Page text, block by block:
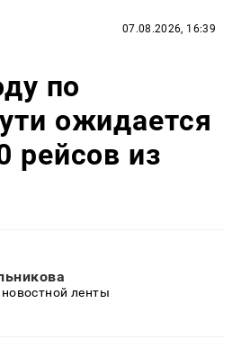
07.08.2026, 16:39
по
ожидается
рейсов из
ленты